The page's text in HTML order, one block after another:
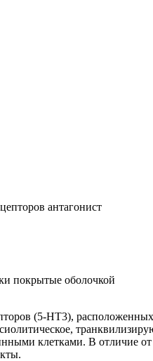
антагонист
покрытые оболочкой
(5-HT3),
клетками. В отличие